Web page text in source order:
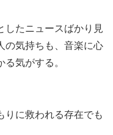
したニュースばかり見
の気持ちも、音楽に心
気がする。
りに救われる存在でも